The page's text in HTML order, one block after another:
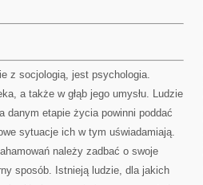
z socjologią, jest psychologia.
a także w głąb jego umysłu. Ludzie
danym etapie życia powinni poddać
sytuacje ich w tym uświadamiają.
należy zadbać o swoje
sposób. Istnieją ludzie, dla jakich